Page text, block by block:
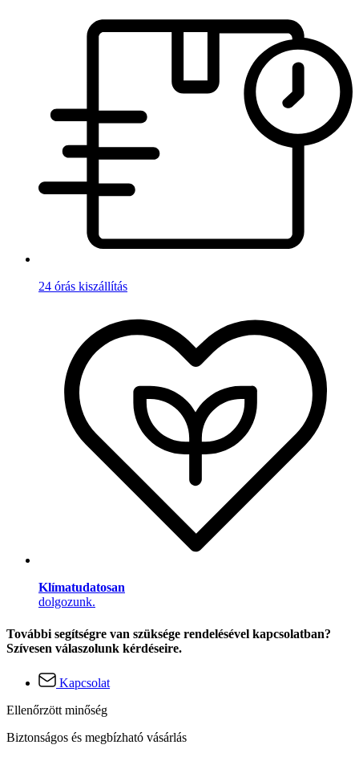
24 órás kiszállítás
Klímatudatosan
dolgozunk.
További segítségre van szüksége rendelésével kapcsolatban?
Szívesen válaszolunk kérdéseire.
Kapcsolat
Ellenőrzött minőség
Biztonságos és megbízható vásárlás